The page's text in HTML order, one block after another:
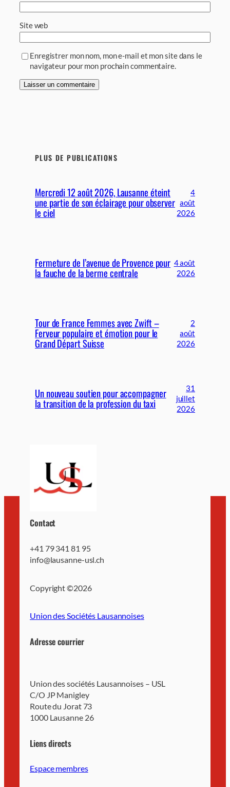
Site web
Enregistrer mon nom, mon e-mail et mon site dans le
navigateur pour mon prochain commentaire.
PLUS DE PUBLICATIONS
Mercredi 12 août 2026, Lausanne éteint
une partie de son éclairage pour observer
le ciel
4
août
2026
Fermeture de l’avenue de Provence pour
la fauche de la berme centrale
4 août
2026
Tour de France Femmes avec Zwift –
Ferveur populaire et émotion pour le
Grand Départ Suisse
2
août
2026
Un nouveau soutien pour accompagner
la transition de la profession du taxi
31
juillet
2026
Contact
+41 79 341 81 95
info@lausanne-usl.ch
Copyright ©2026
Union des Sociétés Lausannoises
Adresse courrier
Union des sociétés Lausannoises – USL
C/O JP Manigley
Route du Jorat 73
1000 Lausanne 26
Liens directs
Espace membres